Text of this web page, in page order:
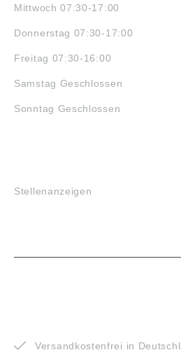
Mittwoch 07:30-17:00
Donnerstag 07:30-17:00
Freitag 07:30-16:00
Samstag Geschlossen
Sonntag Geschlossen
Stellenanzeigen
Versandkostenfrei in